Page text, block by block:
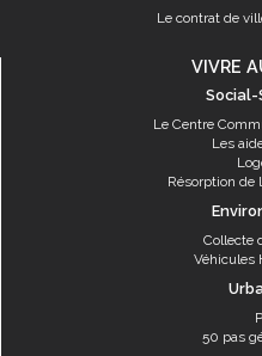
Le contrat de
VIVRE
Le Centre
Les
Résorption de
Collecte
Véhicules
50 pas